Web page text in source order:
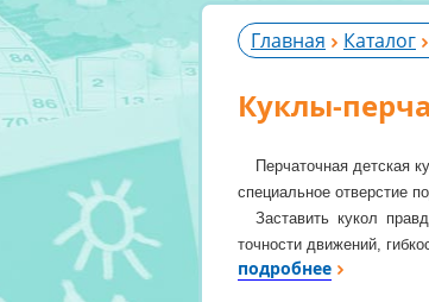
Главная Каталог
Куклы-
Перчаточная детская
специальное отверстие
Заставить кукол
точности движений,
Куклы-перчатки
подробнее